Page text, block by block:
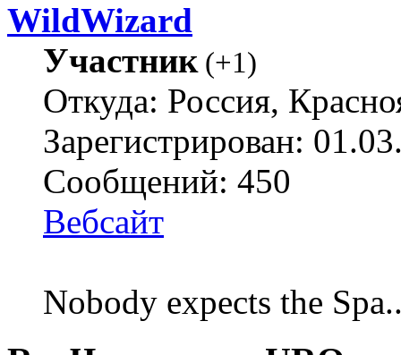
WildWizard
Участник(+1)
Откуда: Россия,
Зарегистрирован:
Сообщений: 450
Вебсайт
Nobody expects the